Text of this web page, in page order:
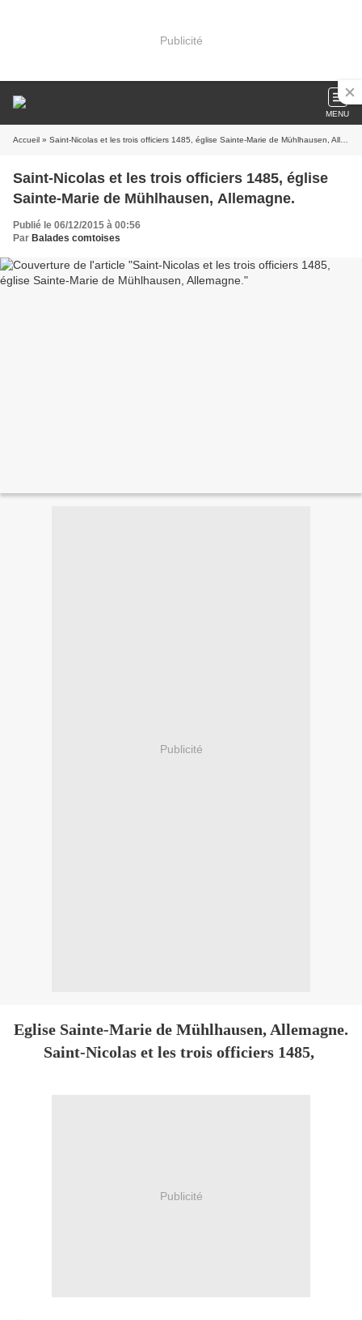
Publicité
MENU
Accueil » Saint-Nicolas et les trois officiers 1485, église Sainte-Marie de Mühlhausen, Allemagne.
Saint-Nicolas et les trois officiers 1485, église
Sainte-Marie de Mühlhausen, Allemagne.
Publié le 06/12/2015 à 00:56
Par Balades comtoises
Publicité
Eglise Sainte-Marie de Mühlhausen, Allemagne.
Saint-Nicolas et les trois officiers 1485,
Publicité